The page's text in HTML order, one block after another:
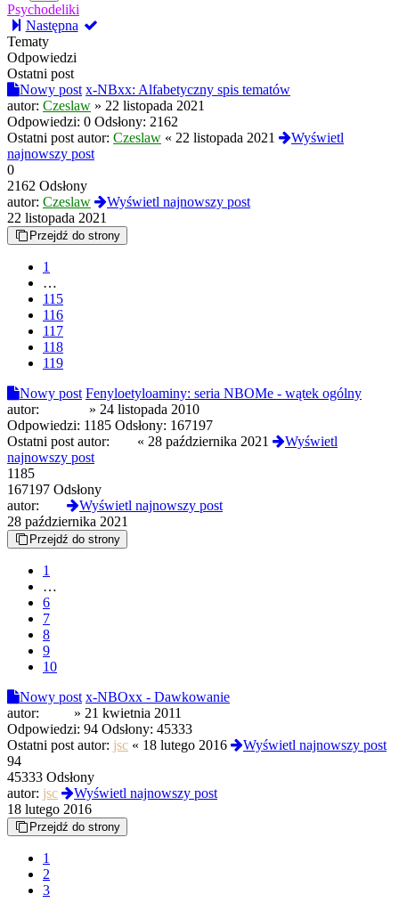
Psychodeliki
Następna
Tematy
Odpowiedzi
Ostatni post
Nowy post x-NBxx: Alfabetyczny spis tematów
autor: Czeslaw » 22 listopada 2021
Odpowiedzi: 0 Odsłony: 2162
Ostatni post autor: Czeslaw « 22 listopada 2021
Wyświetl
najnowszy post
0
2162 Odsłony
autor: Czeslaw
Wyświetl najnowszy post
22 listopada 2021
Przejdź do strony
1
…
115
116
117
118
119
Nowy post Fenyloetyloaminy: seria NBOMe - wątek ogólny
autor:
» 24 listopada 2010
Odpowiedzi: 1185 Odsłony: 167197
Ostatni post autor:
« 28 października 2021
Wyświetl
najnowszy post
1185
167197 Odsłony
autor:
Wyświetl najnowszy post
28 października 2021
Przejdź do strony
1
…
6
7
8
9
10
Nowy post x-NBOxx - Dawkowanie
autor:
» 21 kwietnia 2011
Odpowiedzi: 94 Odsłony: 45333
Ostatni post autor: jsc « 18 lutego 2016
Wyświetl najnowszy post
94
45333 Odsłony
autor: jsc
Wyświetl najnowszy post
18 lutego 2016
Przejdź do strony
1
2
3